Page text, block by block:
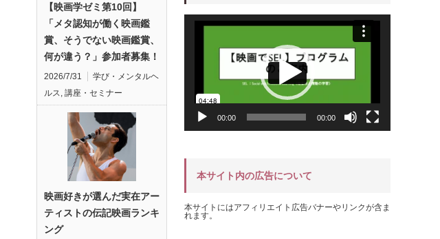
【映画学ゼミ第10回】
「メタ認知が働く映画鑑
賞、そうでない映画鑑賞、
何が違う？」参加者募集！
2026/7/31
学び・メンタルヘ
ルス, 講座・セミナー
映画好きが選んだ実在アー
ティストの伝記映画ランキ
ング
動
00:00 00:00
本サイト内の広告について
本サイトにはアフィリエイト広告バナーやリンクが含ま
れます。